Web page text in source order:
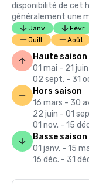
disponibilité de cet
généralement une
Janv. Févr.
Juill.
Août
Haute saison
01 mai - 21 juin
02 sept. - 31
Hors saison
16 mars - 30
22 juin - 01
01 nov. - 15
Basse saison
01 janv. - 15
16 déc. - 31